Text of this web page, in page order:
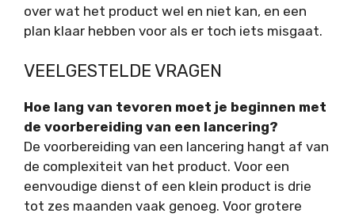
over wat het product wel en niet kan, en een
plan klaar hebben voor als er toch iets misgaat.
VEELGESTELDE VRAGEN
Hoe lang van tevoren moet je beginnen met
de voorbereiding van een lancering?
De voorbereiding van een lancering hangt af van
de complexiteit van het product. Voor een
eenvoudige dienst of een klein product is drie
tot zes maanden vaak genoeg. Voor grotere